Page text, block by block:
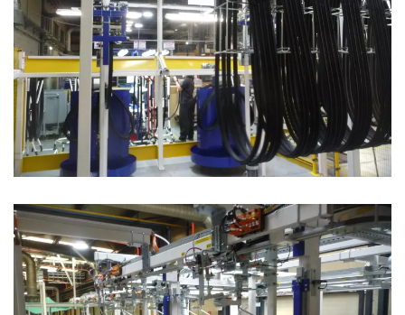
Balancelles accumulation charges